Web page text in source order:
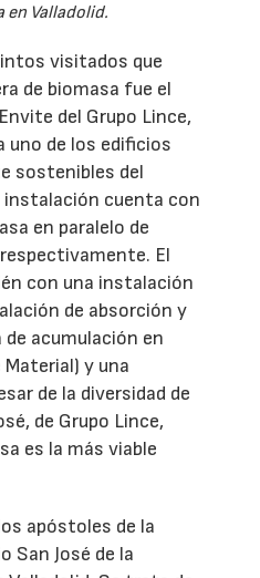
en Valladolid.
visitados que
de biomasa fue el
del Grupo Lince,
uno de los edificios
sostenibles del
cuenta con
en paralelo de
El
con una instalación
de absorción y
acumulación en
Material) y una
de la diversidad de
de Grupo Lince,
es la más viable
apóstoles de la
San José de la